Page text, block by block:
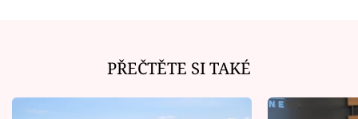
Sledujte nás
PŘEČTĚTE SI TAKÉ